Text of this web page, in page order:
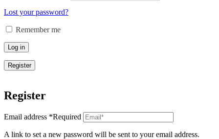
Lost your password?
Remember me
Log in
Register
Register
Email address *Required
A link to set a new password will be sent to your email address.